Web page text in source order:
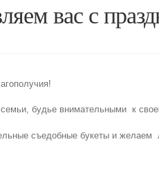
вас с
будье внимательными к
съедобные букеты и